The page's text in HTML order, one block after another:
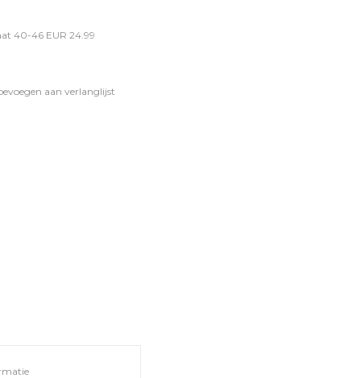
40-46 EUR 24.99
aan verlanglijst